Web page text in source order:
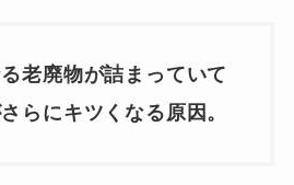
老廃物が詰まっていて
らにキツくなる原因。